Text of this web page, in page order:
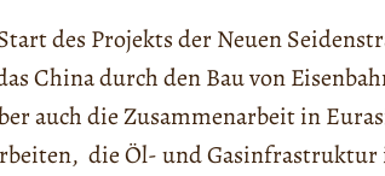
des Projekts der Neuen
China durch den Bau von
auch die Zusammenarbeit in
die Öl- und